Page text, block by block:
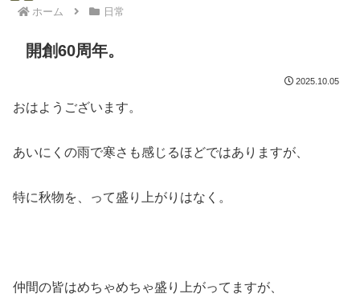
ホーム 日常
開創60周年。
2025.10.05
おはようございます。
あいにくの雨で寒さも感じるほどではありますが、
特に秋物を、って盛り上がりはなく。
仲間の皆はめちゃめちゃ盛り上がってますが、